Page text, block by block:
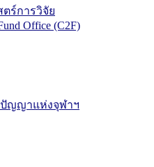
ร์การวิจัย
Office (C2F)
ญญาแห่งจุฬาฯ